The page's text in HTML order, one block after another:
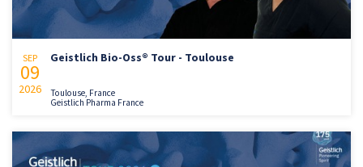
SEP
09
2026
Geistlich Bio-Oss® Tour - Toulouse
Toulouse, France
Geistlich Pharma France